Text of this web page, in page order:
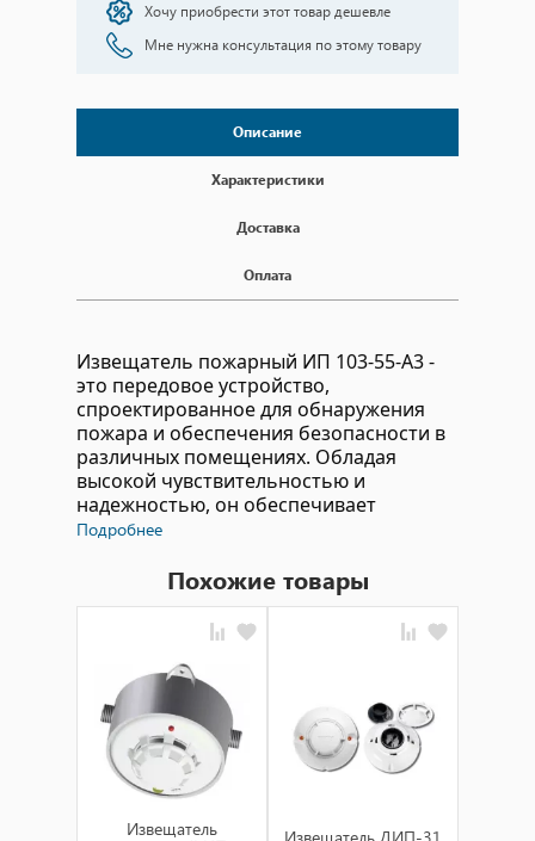
Хочу приобрести этот товар дешевле
Мне нужна консультация по этому товару
Описание
Характеристики
Доставка
Оплата
Извещатель пожарный ИП 103-55-А3 -
это передовое устройство,
спроектированное для обнаружения
пожара и обеспечения безопасности в
различных помещениях. Обладая
высокой чувствительностью и
надежностью, он обеспечивает
оперативное оповещение о возможной
Технические характеристики:
Датчик типа ИП 103-55-А3
обеспечивает точное и надежное
обнаружение дыма и изменения
температуры, реагируя на начало
пожара на ранних стадиях.
Прочный корпус защищает
устройство от воздействия внешних
факторов, обеспечивая долгий срок
Подробнее
Похожие товары
Извещатель